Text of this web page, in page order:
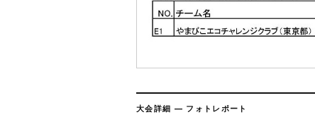
大会詳細 — フォトレポート